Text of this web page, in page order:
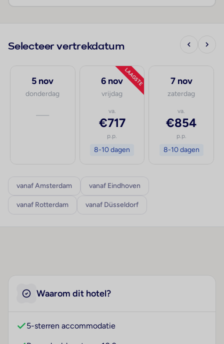
Selecteer vertrekdatum
5 nov
donderdag
—
LAAGSTE
6 nov
vrijdag
va.
€717
p.p.
8-10 dagen
7 nov
zaterdag
va.
€854
p.p.
8-10 dagen
vanaf Amsterdam vanaf Eindhoven
vanaf Rotterdam vanaf Düsseldorf
Waarom dit hotel?
5-sterren accommodatie